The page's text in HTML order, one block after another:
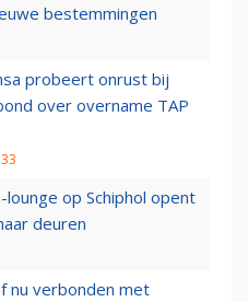
bestemmingen
probeert onrust bij
over overname TAP
lounge op Schiphol opent
deuren
nu verbonden met